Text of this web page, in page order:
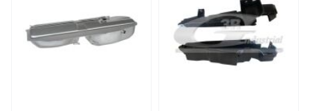
FIAT
FORD